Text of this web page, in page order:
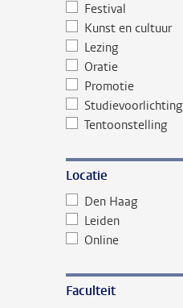
Festival
Kunst en cultuur
Lezing
Oratie
Promotie
Studievoorlichting
Tentoonstelling
Locatie
Den Haag
Leiden
Online
Faculteit